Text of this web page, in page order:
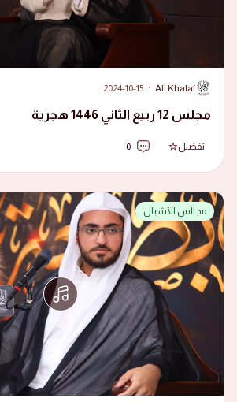
A
Ali Khalaf
·
2024-10-15
مجلس 12 ربيع الثاني 1446 هجرية
تفضيل 0
مجالس الأشبال